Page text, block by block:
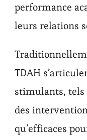
performance
leurs relations
TDAH
stimulants, tels
des
qu’efficaces